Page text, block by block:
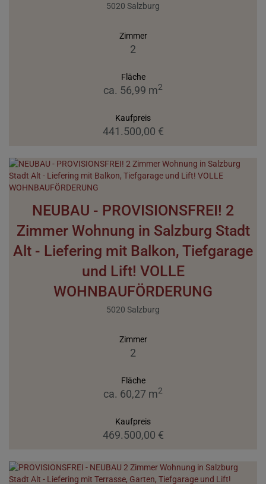
5020 Salzburg
Zimmer
2
Fläche
ca. 56,99 m2
Kaufpreis
441.500,00 €
NEUBAU - PROVISIONSFREI! 2
Zimmer Wohnung in Salzburg Stadt
Alt - Liefering mit Balkon, Tiefgarage
und Lift! VOLLE
WOHNBAUFÖRDERUNG
5020 Salzburg
Zimmer
2
Fläche
ca. 60,27 m2
Kaufpreis
469.500,00 €